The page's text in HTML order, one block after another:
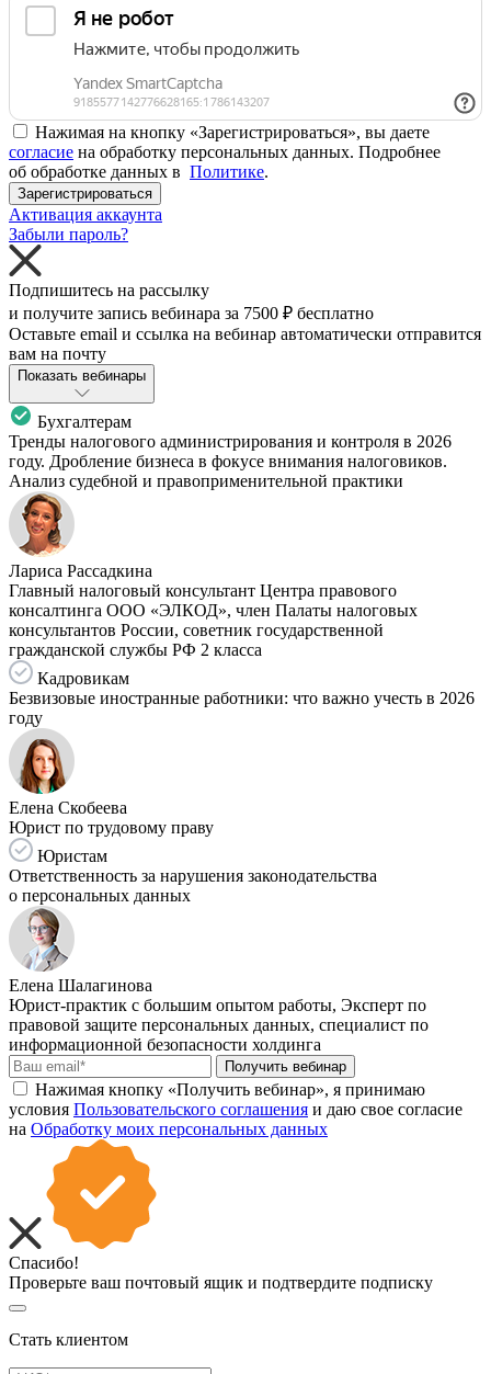
Нажимая на кнопку «Зарегистрироваться», вы даете
согласие на обработку персональных данных. Подробнее
об обработке данных в Политике.
Зарегистрироваться
Активация аккаунта
Забыли пароль?
Подпишитесь на рассылку
и получите запись вебинара за 7500 ₽ бесплатно
Оставьте email и ссылка на вебинар автоматически отправится
вам на почту
Показать вебинары
Бухгалтерам
Тренды налогового администрирования и контроля в 2026
году. Дробление бизнеса в фокусе внимания налоговиков.
Анализ судебной и правоприменительной практики
Лариса Рассадкина
Главный налоговый консультант Центра правового
консалтинга ООО «ЭЛКОД», член Палаты налоговых
консультантов России, советник государственной
гражданской службы РФ 2 класса
Кадровикам
Безвизовые иностранные работники: что важно учесть в 2026
году
Елена Скобеева
Юрист по трудовому праву
Юристам
Ответственность за нарушения законодательства
о персональных данных
Елена Шалагинова
Юрист-практик с большим опытом работы, Эксперт по
правовой защите персональных данных, специалист по
информационной безопасности холдинга
Получить вебинар
Нажимая кнопку «Получить вебинар», я принимаю
условия Пользовательского соглашения и даю свое согласие
на Обработку моих персональных данных
Спасибо!
Проверьте ваш почтовый ящик и подтвердите подписку
Стать клиентом